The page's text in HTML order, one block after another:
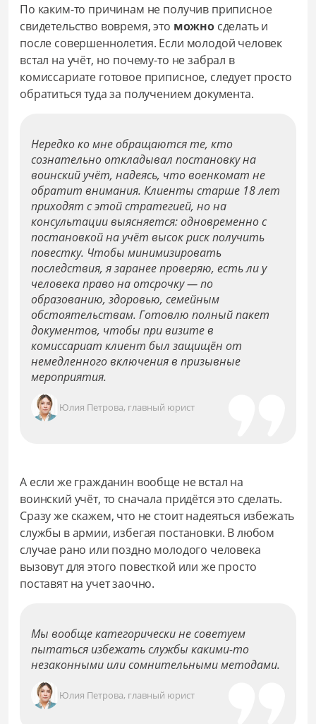
По каким-то причинам не получив приписное
свидетельство вовремя, это можносделать и
после совершеннолетия. Если молодой человек
встал на учёт, но почему-то не забрал в
комиссариате готовое приписное, следует просто
обратиться туда за получением документа.
Нередко ко мне обращаются те, кто
сознательно откладывал постановку на
воинский учёт, надеясь, что военкомат не
обратит внимания. Клиенты старше 18 лет
приходят с этой стратегией, но на
консультации выясняется: одновременно с
постановкой на учёт высок риск получить
повестку. Чтобы минимизировать
последствия, я заранее проверяю, есть ли у
человека право на отсрочку — по
образованию, здоровью, семейным
обстоятельствам. Готовлю полный пакет
документов, чтобы при визите в
комиссариат клиент был защищён от
немедленного включения в призывные
мероприятия.
Юлия Петрова, главный юрист
А если же гражданин вообще не встал на
воинский учёт, то сначала придётся это сделать.
Сразу же скажем, что не стоит надеяться избежать
службы в армии, избегая постановки. В любом
случае рано или поздно молодого человека
вызовут для этого повесткой или же просто
поставят на учет заочно.
Мы вообще категорически не советуем
пытаться избежать службы какими-то
незаконными или сомнительными методами.
Юлия Петрова, главный юрист